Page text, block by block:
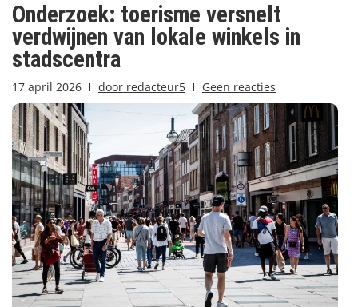
Onderzoek: toerisme versnelt
verdwijnen van lokale winkels in
stadscentra
17 april 2026 door redacteur5 Geen reacties